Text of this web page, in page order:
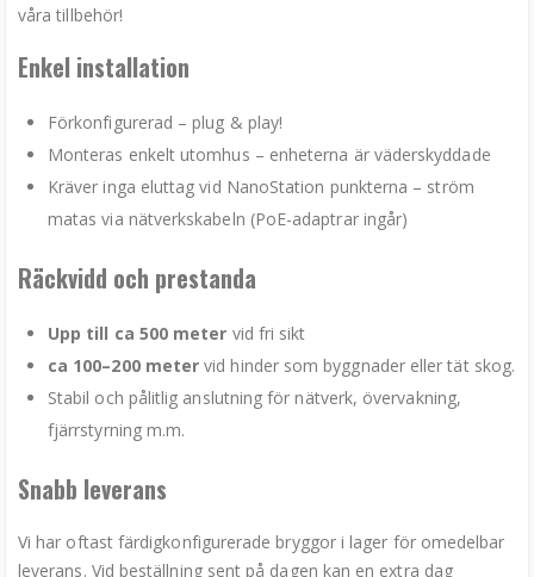
våra tillbehör!
Enkel installation
Förkonfigurerad – plug & play!
Monteras enkelt utomhus – enheterna är väderskyddade
Kräver inga eluttag vid NanoStation punkterna – ström
matas via nätverkskabeln (PoE-adaptrar ingår)
Räckvidd och prestanda
Upp till ca 500 meter vid fri sikt
ca 100–200 meter vid hinder som byggnader eller tät skog.
Stabil och pålitlig anslutning för nätverk, övervakning,
fjärrstyrning m.m.
Snabb leverans
Vi har oftast färdigkonfigurerade bryggor i lager för omedelbar
leverans. Vid beställning sent på dagen kan en extra dag